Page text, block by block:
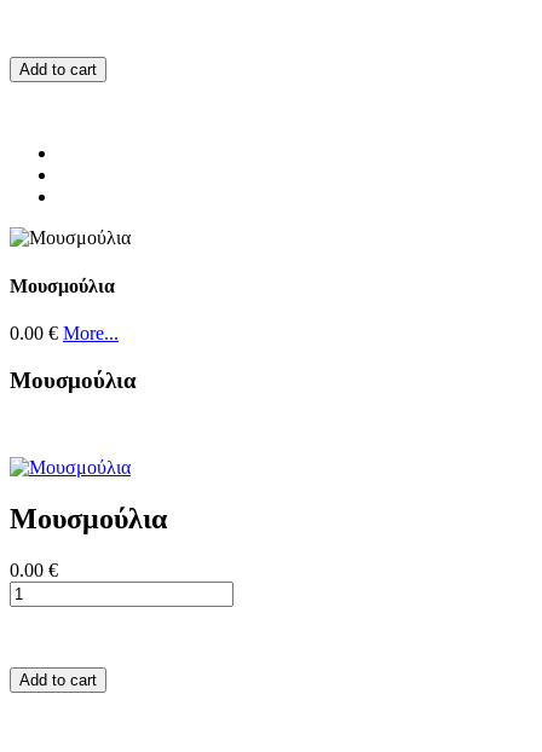
Add to cart
Μουσμούλια
0.00 € More...
Μουσμούλια
Μουσμούλια
0.00 €
Add to cart